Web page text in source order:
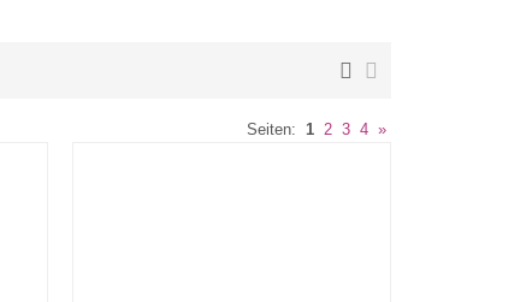
Seiten: 1 2 3 4 »